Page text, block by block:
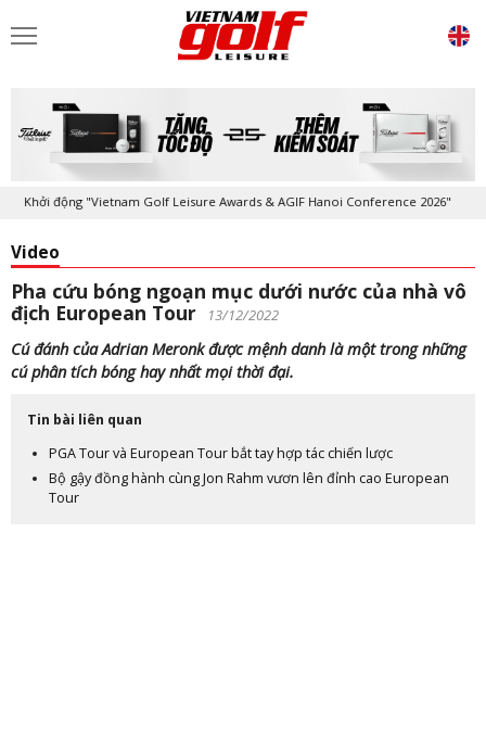
Khởi động "Vietnam Golf Leisure Awards & AGIF Hanoi Conference 2026"
Video
Pha cứu bóng ngoạn mục dưới nước của nhà vô
địch European Tour
13/12/2022
Cú đánh của Adrian Meronk được mệnh danh là một trong những
cú phân tích bóng hay nhất mọi thời đại.
Tin bài liên quan
PGA Tour và European Tour bắt tay hợp tác chiến lược
Bộ gậy đồng hành cùng Jon Rahm vươn lên đỉnh cao European
Tour